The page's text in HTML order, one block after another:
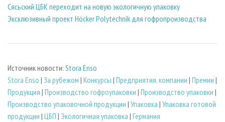
Сясьский ЦБК переходит на новую экологичную упаковку
Эксклюзивный проект Höcker Polytechnik для гофропроизводства
Источник новости: Stora Enso
Stora Enso | За рубежом | Конкурсы | Предприятия, компании | Премии |
Продукция | Производство гофроупаковки | Производство упаковки |
Производство упаковочной продукции | Упаковка | Упаковка готовой
продукции | ЦБП | Экологичная упаковка | Германия